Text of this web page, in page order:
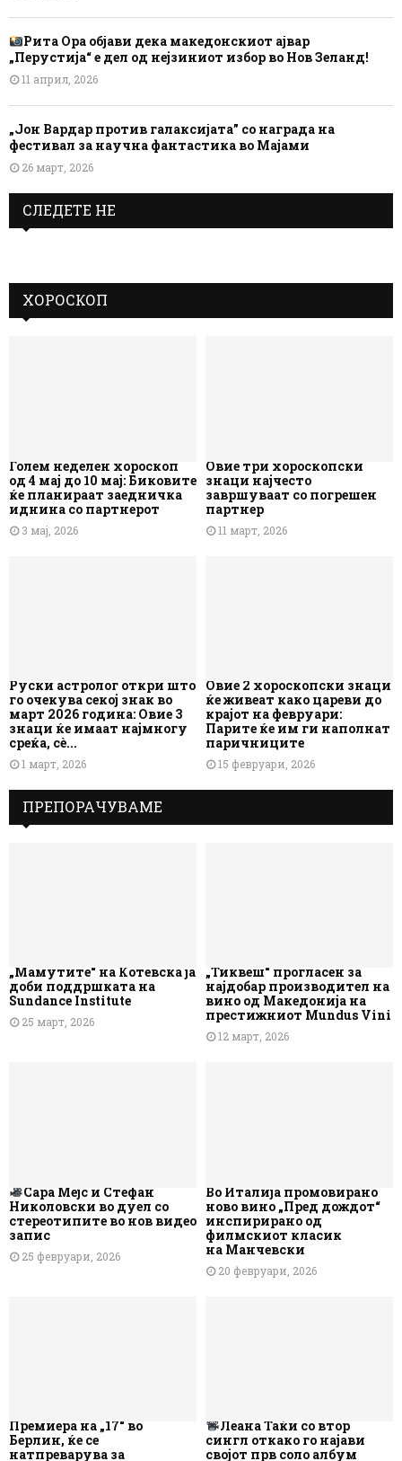
Рита Ора објави дека македонскиот ајвар
„Перустија“ е дел од нејзиниот избор во Нов Зеланд!
11 април, 2026
„Јон Вардар против галаксијата” со награда на
фестивал за научна фантастика во Мајами
26 март, 2026
СЛЕДЕТЕ НЕ
ХОРОСКОП
Голем неделен хороскоп
од 4 мај до 10 мај: Биковите
ќе планираат заедничка
иднина со партнерот
3 мај, 2026
Овие три хороскопски
знаци најчесто
завршуваат со погрешен
партнер
11 март, 2026
Руски астролог откри што
го очекува секој знак во
март 2026 година: Овие 3
знаци ќе имаат најмногу
среќа, сè...
1 март, 2026
Овие 2 хороскопски знаци
ќе живеат како цареви до
крајот на февруари:
Парите ќе им ги наполнат
паричниците
15 февруари, 2026
ПРЕПОРАЧУВАМЕ
„Мамутите“ на Котевска ја
доби поддршката на
Sundance Institute
25 март, 2026
„Тиквеш“ прогласен за
најдобар производител на
вино од Македонија на
престижниот Mundus Vini
12 март, 2026
Сара Мејс и Стефан
Николовски во дуел со
стереотипите во нов видео
запис
25 февруари, 2026
Во Италија промовирано
ново вино „Пред дождот“
инспирирано од
филмскиот класик
на Манчевски
20 февруари, 2026
Премиера на „17“ во
Берлин, ќе се
натпреварува за
Леана Таќи со втор
сингл откако го најави
својот прв соло албум